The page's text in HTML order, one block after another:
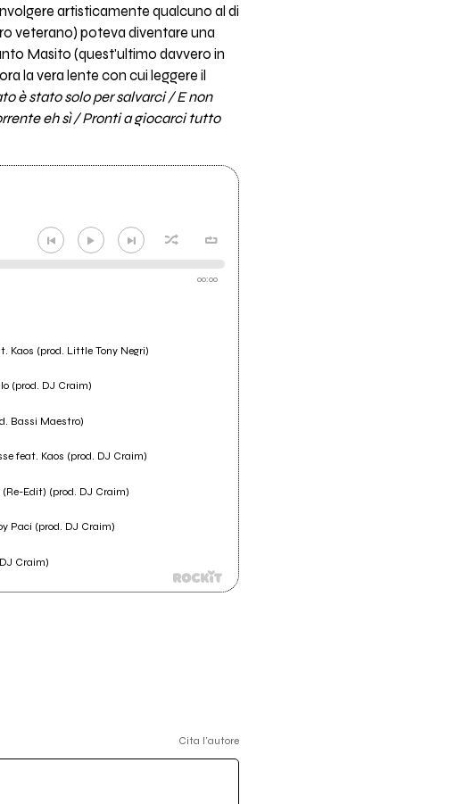
artisticamente qualcuno al di
veterano) poteva diventare una
Masito (quest'ultimo davvero in
la vera lente con cui leggere il
è stato solo per salvarci / E non
eh sì / Pronti a giocarci tutto
00:00
Kaos (prod. Little Tony Negri)
(prod. DJ Craim)
Bassi Maestro)
feat. Kaos (prod. DJ Craim)
(Re-Edit) (prod. DJ Craim)
Paci (prod. DJ Craim)
Craim)
Cita l'autore